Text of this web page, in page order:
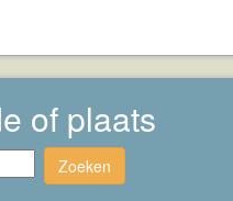
of plaats
Zoeken